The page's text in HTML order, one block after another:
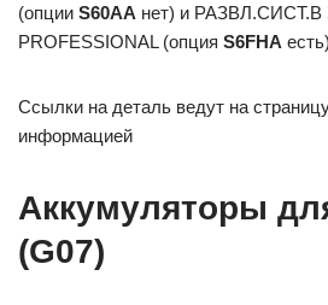
(опции S60AA нет) и
PROFESSIONAL (опция S6FHA есть)
Ссылки на деталь ведут на
информацией
Аккумуляторы
(G07)